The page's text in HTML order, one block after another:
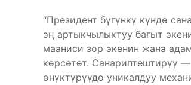
“Президент бүгүнкү күндө
эӊ артыкчылыктуу багыт
мааниси зор экенин жана
көрсөтөт. Санариптештирүү —
өнүктүрүүдө уникалдуу